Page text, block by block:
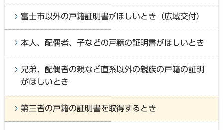
富士市以外の戸籍証明書がほしいとき（広域交付）
本人、配偶者、子などの戸籍の証明書がほしいとき
兄弟、配偶者の親など直系以外の親族の戸籍の証明
がほしいとき
第三者の戸籍の証明書を取得するとき